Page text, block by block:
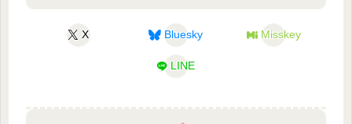
X Bluesky Misskey
LINE